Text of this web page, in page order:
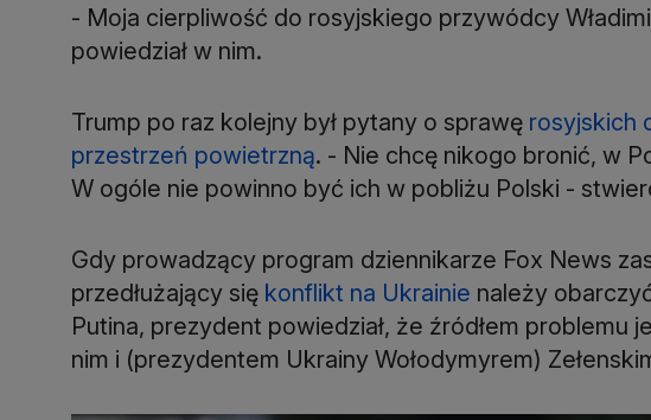
- Moja cierpliwość do rosyjskiego przywódcy
powiedział w nim.
Trump po raz kolejny był pytany o sprawę rosyjskich
przestrzeń powietrzną. - Nie chcę nikogo bronić, w
W ogóle nie powinno być ich w pobliżu Polski -
Gdy prowadzący program dziennikarze Fox News
przedłużający się konflikt na Ukrainie należy
Putina, prezydent powiedział, że źródłem problemu
nim i (prezydentem Ukrainy Wołodymyrem)